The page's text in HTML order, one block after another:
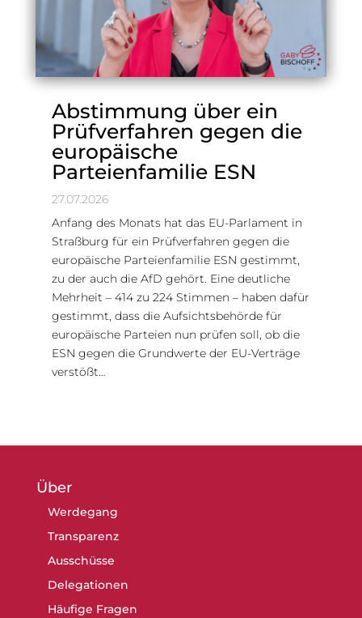
Abstimmung über ein
Prüfverfahren gegen die
europäische
Parteienfamilie ESN
27.07.2026
Anfang des Monats hat das EU-Parlament in
Straßburg für ein Prüfverfahren gegen die
europäische Parteienfamilie ESN gestimmt,
zu der auch die AfD gehört. Eine deutliche
Mehrheit – 414 zu 224 Stimmen – haben dafür
gestimmt, dass die Aufsichtsbehörde für
europäische Parteien nun prüfen soll, ob die
ESN gegen die Grundwerte der EU-Verträge
verstößt…
Über
Werdegang
Transparenz
Ausschüsse
Delegationen
Häufige Fragen